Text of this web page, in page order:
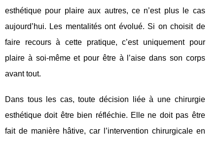
esthétique pour plaire aux autres, ce n’est plus le cas
aujourd’hui. Les mentalités ont évolué. Si on choisit de
faire recours à cette pratique, c’est uniquement pour
plaire à soi-même et pour être à l’aise dans son corps
avant tout.
Dans tous les cas, toute décision liée à une chirurgie
esthétique doit être bien réfléchie. Elle ne doit pas être
fait de manière hâtive, car l’intervention chirurgicale en